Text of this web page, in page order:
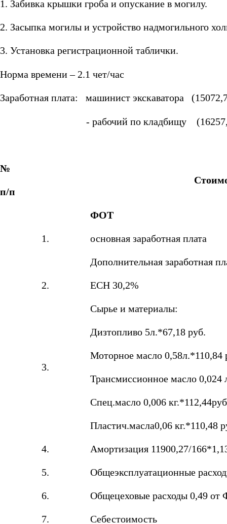
1. Забивка крышки гроба и опускание в могилу.
2. Засыпка могилы и устройство надмогильного
3. Установка регистрационной таблички.
Норма времени – 2.1 чет/час
Заработная плата: машинист экскаватора
- рабочий по кладбищу (16257,61/
№
п/п
1.
ФОТ
основная заработная плата
Дополнительная заработная
2. ЕСН 30,2%
3.
Сырье и материалы:
Дизтопливо 5л.*67,18 руб.
Моторное масло 0,58л.*110,84
Трансмиссионное масло 0,024
Спец.масло 0,006
Пластич.масла0,06 кг.*110,48
4. Амортизация 11900,27/
5. Общеэксплуатационные
6. Общецеховые расходы 0,49
7. Себестоимость